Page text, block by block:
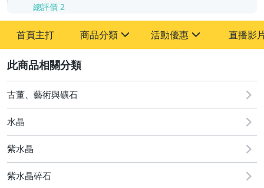
總評價 2
首頁主打 商品分類
其它
活動優惠
[全店] 周年慶
[全店] 粉絲專享
直播影
古董、藝術與礦石
水晶
紫水晶
紫水晶碎石